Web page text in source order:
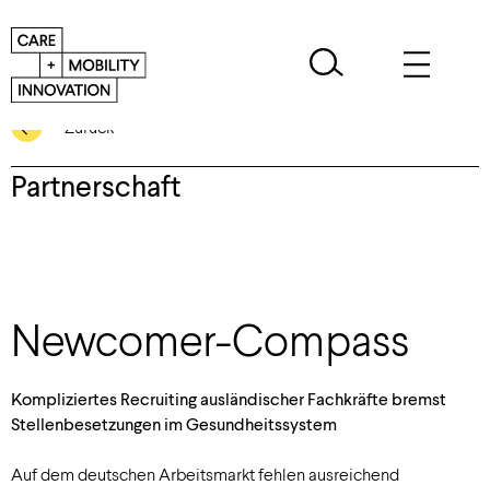
Zurück
Partnerschaft
Newcomer-Compass
Kompliziertes Recruiting ausländischer Fachkräfte bremst
Stellenbesetzungen im Gesundheitssystem
Auf dem deutschen Arbeitsmarkt fehlen ausreichend